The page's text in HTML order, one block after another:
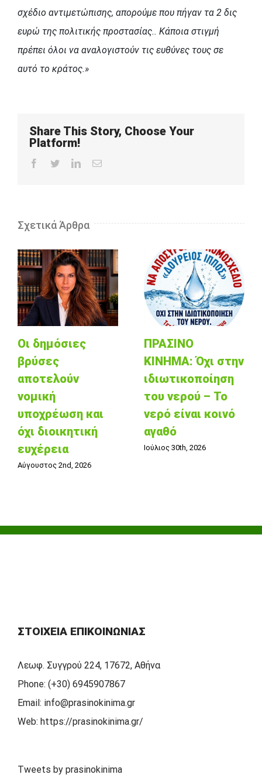
σχέδιο αντιμετώπισης, απορούμε που πήγαν τα 2 δις
ευρώ της πολιτικής προστασίας.. Κάποια στιγμή
πρέπει όλοι να αναλογιστούν τις ευθύνες τους σε
αυτό το κράτος.»
Share This Story, Choose Your
Platform!
Facebook
TwitterLinkedInEmail
Σχετικά Άρθρα
Οι δημόσιες
βρύσες
αποτελούν
νομική
υποχρέωση και
όχι διοικητική
ευχέρεια
Αύγουστος 2nd, 2026
ΠΡΑΣΙΝΟ
ΚΙΝΗΜΑ: Όχι στην
ιδιωτικοποίηση
του νερού – Το
νερό είναι κοινό
αγαθό
Ιούλιος 30th, 2026
ΣΤΟΙΧΕΊΑ ΕΠΙΚΟΙΝΩΝΊΑΣ
Λεωφ. Συγγρού 224, 17672, Αθήνα
Phone: (+30) 6945907867
Email: info@prasinokinima.gr
Web: https://prasinokinima.gr/
Tweets by prasinokinima